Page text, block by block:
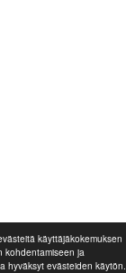
käyttäjäkokemuksen
kohdentamiseen ja
hyväksyt evästeiden käytön.